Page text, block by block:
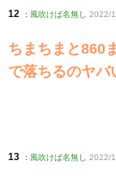
12 : 風吹けば名無し 2022/
ちまちまと860
で落ちるのヤバ
13 : 風吹けば名無し 2022/